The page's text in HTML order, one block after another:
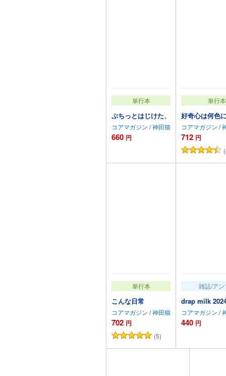
単行本
ぷちっとはじけた、
コアマガジン /神田猫
660 円
単行本
好奇心は何色
コアマガジン /
712 円
カート
単行本
こんな日常
コアマガジン /神田猫
702 円
(5)
カートに追加
雑誌/アン
drap milk
コアマガジン /
440 円